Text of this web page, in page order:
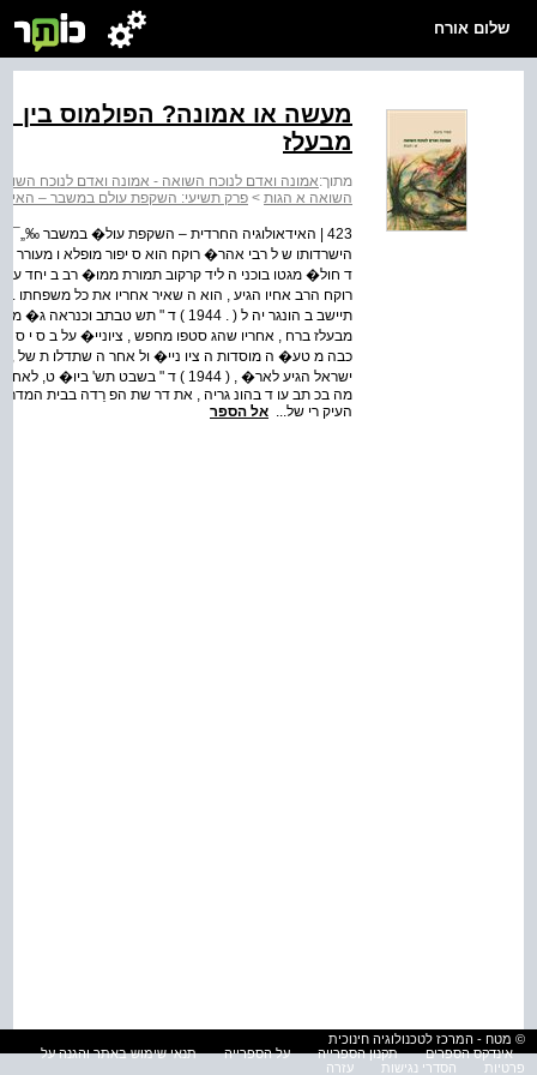
שלום אורח
מעשה או אמונה? הפולמוס בין
מבעלז
מתוך:אמונה ואדם לנוכח השואה - אמונה ואדם לנוכח
השואה א הגות > פרק תשיעי: השקפת עולם במשבר –
הישרדותו ש ל רבי אהר� רוקח הוא ס יפור מופלא ו
רוקח הרב אחיו הגיע , הוא ה שאיר אחריו את כל
תיישב ב הונגר יה ל ( . 1944 ) ד " תש
מבעלז ברח , אחריו שהג סטפו מחפש , ציוניי� על ב ס י ס ,
כבה מ טע� ה מוסדות ה ציו ניי� ול אחר ה שתדלו ת של
מה בכ תב עו ד בהונ גריה , את דר שת הפ רֵדה בבית המדרש
העיק רי של... אל הספר
© מטח - המרכז לטכנולוגיה חינוכית
אינדקס הספרים
תקנון הספרייה על הספרייה
תנאי שימוש באתר והגנה על
פרטיות
הסדרי נגישות עזרה